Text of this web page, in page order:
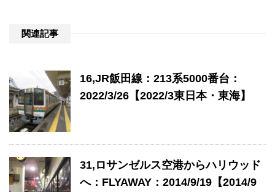
関連記事
16,JR飯田線：213系5000番台：
2022/3/26【2022/3東日本・東海】
31,ロサンゼルス空港からハリウッド
へ：FLYAWAY：2014/9/19【2014/9